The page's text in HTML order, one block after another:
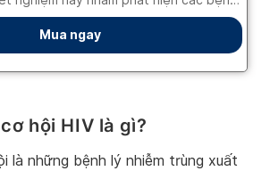
hội HIV là gì?
là những bệnh lý nhiễm trùng xuất